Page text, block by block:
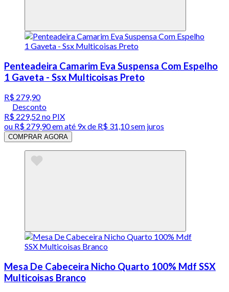
Penteadeira Camarim Eva Suspensa Com Espelho
1 Gaveta - Ssx Multicoisas Preto
R$ 279,90
Desconto
R$ 229,52 no PIX
ou R$ 279,90em até 9x de R$ 31,10 sem juros
COMPRAR AGORA
Mesa De Cabeceira Nicho Quarto 100% Mdf SSX
Multicoisas Branco